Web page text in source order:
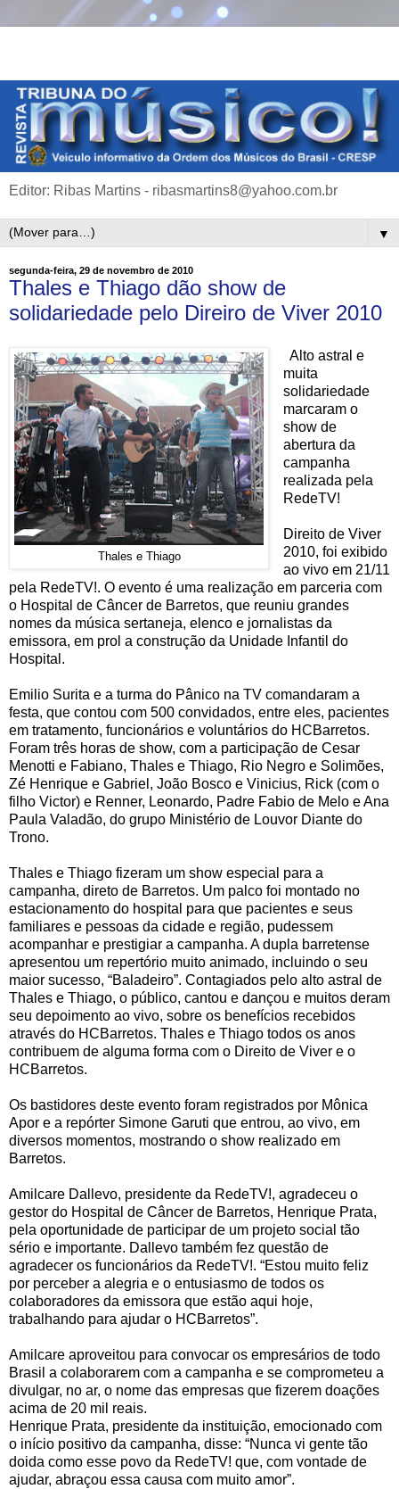
Editor: Ribas Martins - ribasmartins8@yahoo.com.br
▼
segunda-feira, 29 de novembro de 2010
Thales e Thiago dão show de
solidariedade pelo Direiro de Viver 2010
Thales e Thiago
Alto astral e
muita
solidariedade
marcaram o
show de
abertura da
campanha
realizada pela
RedeTV!
Direito de Viver
2010, foi exibido
ao vivo em 21/11
pela RedeTV!. O evento é uma realização em parceria com
o Hospital de Câncer de Barretos, que reuniu grandes
nomes da música sertaneja, elenco e jornalistas da
emissora, em prol a construção da Unidade Infantil do
Hospital.
Emilio Surita e a turma do Pânico na TV comandaram a
festa, que contou com 500 convidados, entre eles, pacientes
em tratamento, funcionários e voluntários do HCBarretos.
Foram três horas de show, com a participação de Cesar
Menotti e Fabiano, Thales e Thiago, Rio Negro e Solimões,
Zé Henrique e Gabriel, João Bosco e Vinicius, Rick (com o
filho Victor) e Renner, Leonardo, Padre Fabio de Melo e Ana
Paula Valadão, do grupo Ministério de Louvor Diante do
Trono.
Thales e Thiago fizeram um show especial para a
campanha, direto de Barretos. Um palco foi montado no
estacionamento do hospital para que pacientes e seus
familiares e pessoas da cidade e região, pudessem
acompanhar e prestigiar a campanha. A dupla barretense
apresentou um repertório muito animado, incluindo o seu
maior sucesso, “Baladeiro”. Contagiados pelo alto astral de
Thales e Thiago, o público, cantou e dançou e muitos deram
seu depoimento ao vivo, sobre os benefícios recebidos
através do HCBarretos. Thales e Thiago todos os anos
contribuem de alguma forma com o Direito de Viver e o
HCBarretos.
Os bastidores deste evento foram registrados por Mônica
Apor e a repórter Simone Garuti que entrou, ao vivo, em
diversos momentos, mostrando o show realizado em
Barretos.
Amilcare Dallevo, presidente da RedeTV!, agradeceu o
gestor do Hospital de Câncer de Barretos, Henrique Prata,
pela oportunidade de participar de um projeto social tão
sério e importante. Dallevo também fez questão de
agradecer os funcionários da RedeTV!. “Estou muito feliz
por perceber a alegria e o entusiasmo de todos os
colaboradores da emissora que estão aqui hoje,
trabalhando para ajudar o HCBarretos”.
Amilcare aproveitou para convocar os empresários de todo
Brasil a colaborarem com a campanha e se comprometeu a
divulgar, no ar, o nome das empresas que fizerem doações
acima de 20 mil reais.
Henrique Prata, presidente da instituição, emocionado com
o início positivo da campanha, disse: “Nunca vi gente tão
doida como esse povo da RedeTV! que, com vontade de
ajudar, abraçou essa causa com muito amor”.